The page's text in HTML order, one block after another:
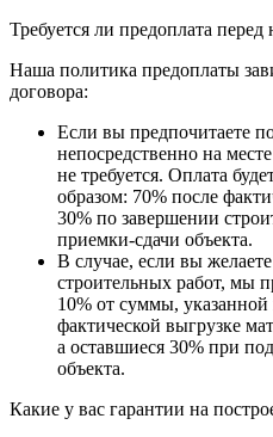
Требуется ли предоплата перед
Наша политика предоплаты
договора:
Если вы предпочитаете
непосредственно на
не требуется. Оплата
образом: 70% после
30% по завершении
приемки-сдачи объекта.
В случае, если вы
строительных работ, мы
10% от суммы,
фактической выгрузке
а оставшиеся 30% при
объекта.
Какие у вас гарантии на